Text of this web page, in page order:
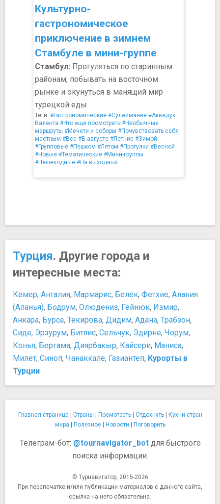
Культурно-
гастрономическое
приключение в зимнем
Стамбуле в мини-группе
Стамбул: Прогуляться по старинным
районам, побывать на восточном
рынке и окунуться в манящий мир
турецкой еды
Теги: #Гастрономические #Сулеймание #Акведук
Валента #Что ещё посмотреть #Необычные
маршруты #Мечети и соборы #Почувствовать себя
местным #Все #В августе #Летние #Зимой
#Групповые #Пешком #Летом #Прогулки #Весной
#Новые #Тематические #Мини-группы
#Пешеходные #На выходных
Турция. Другие города и
интересные места:
Кемер, Анталия, Мармарис, Белек, Фетхие, Алания
(Аланья), Бодрум, Олюдениз, Гейнюк, Измир,
Анкара, Бурса, Текирова, Дидим, Адана, Трабзон,
Сиде, Эрзурум, Битлис, Сельчук, Эдирне, Чорум,
Конья, Бергама, Диярбакыр, Кайсери, Маниса,
Милет, Синоп, Чанаккале, Газиантеп, Курорты в
Турции
Главная страница Страны Посмотреть| Отдохнуть|
Кухни стран
мира
Полезное| Новости Поговорить
Телеграм-бот: @tournavigator_botдля быстрого
поиска информации.
© Турнавигатор, 2015-2026
При перепечатке и/или публикации материалов с данного сайта,
ссылка на него обязательна.